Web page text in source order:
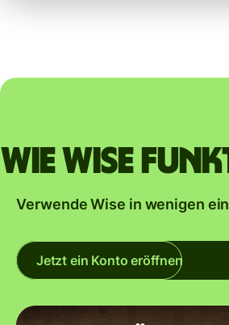
Wie Wise
Verwende Wise in wenigen
Jetzt ein Konto eröffnen